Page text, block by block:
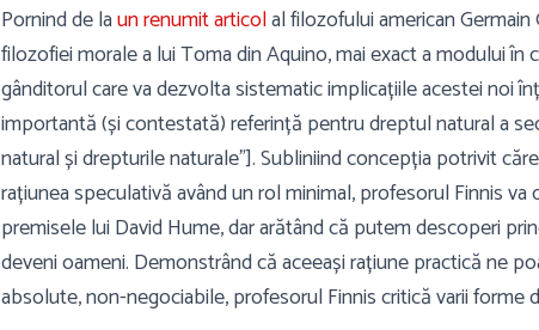
Pornind de laun renumit articolal filozofului american
filozofiei morale a lui Toma din Aquino, mai exact a modului
gânditorul care va dezvolta sistematic implicațiile acestei noi
importantă (și contestată) referință pentru dreptul natural a
natural și drepturile naturale”]. Subliniind concepția potrivit
rațiunea speculativă având un rol minimal, profesorul Finnis
premisele lui David Hume, dar arătând că putem descoperi
deveni oameni. Demonstrând că aceeași rațiune practică ne
absolute, non-negociabile, profesorul Finnis critică varii